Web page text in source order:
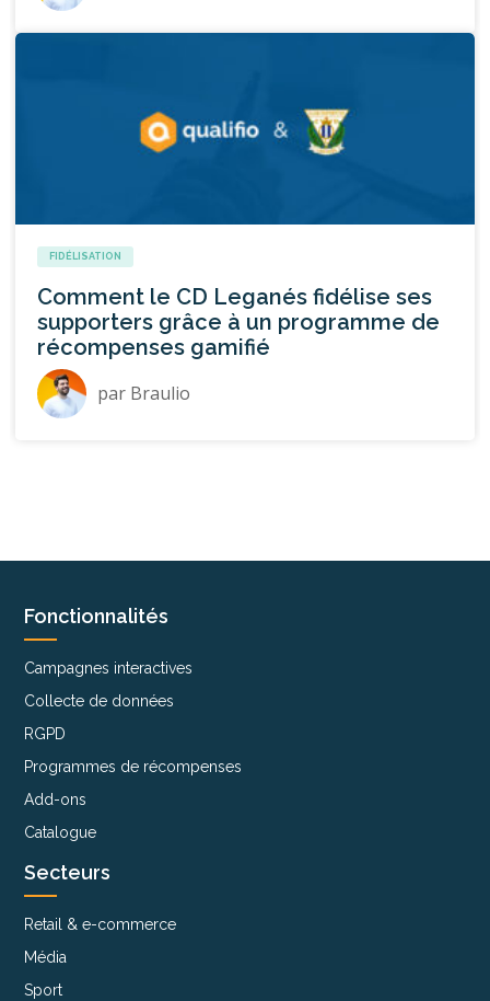
FIDÉLISATION
Comment le CD Leganés fidélise ses
supporters grâce à un programme de
récompenses gamifié
par Braulio
Fonctionnalités
Campagnes interactives
Collecte de données
RGPD
Programmes de récompenses
Add-ons
Catalogue
Secteurs
Retail & e-commerce
Média
Sport